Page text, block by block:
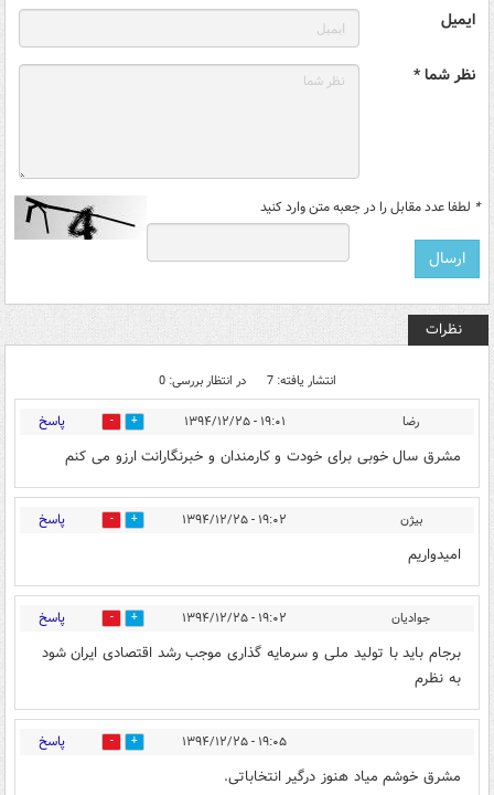
ایمیل
نظر شما *
* لطفا عدد مقابل را در جعبه متن وارد کنید
نظرات
انتشار یافته: 7 در انتظار بررسی: 0
رضا ۱۹:۰۱ - ۱۳۹۴/۱۲/۲۵ 0 پاسخ
مشرق سال خوبی برای خودت و کارمندان و خبرنگارانت ارزو می کنم
بیژن ۱۹:۰۲ - ۱۳۹۴/۱۲/۲۵ 0 پاسخ
امیدواریم
جوادیان ۱۹:۰۲ - ۱۳۹۴/۱۲/۲۵ 0 پاسخ
برجام باید با تولید ملی و سرمایه گذاری موجب رشد اقتصادی ایران شود
به نظرم
۱۹:۰۵ - ۱۳۹۴/۱۲/۲۵ 0 پاسخ
مشرق خوشم میاد هنوز درگیر انتخاباتی.